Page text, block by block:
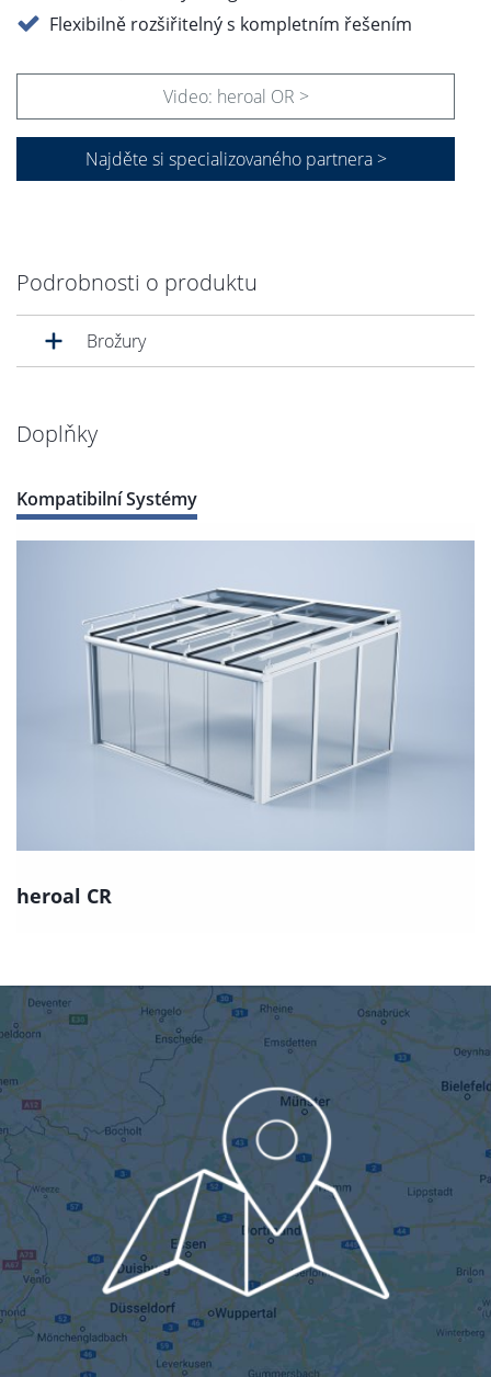
Flexibilně rozšiřitelný s kompletním řešením
Video: heroal OR >
Najděte si specializovaného partnera >
Podrobnosti o produktu
Brožury
Doplňky
Kompatibilní Systémy
heroal CR